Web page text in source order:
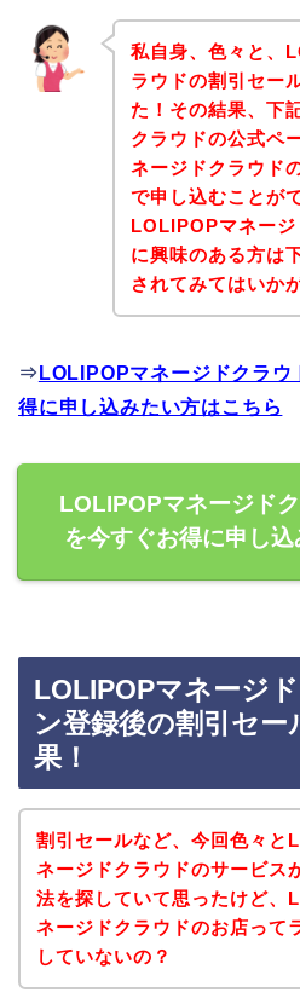
私自身、色々と、
ラウドの割引セー
た！その結果、下
クラウドの公式ペ
ネージドクラウド
で申し込むことが
LOLIPOPマネージ
に興味のある方は
されてみてはいか
⇒ LOLIPOPマネージドクラ
得に申し込みたい方はこちら
LOLIPOPマネージド
を今すぐお得に申し
LOLIPOPマネージ
ン登録後の割引セ
果！
割引セールなど、今回色々と
ネージドクラウドのサービス
法を探していて思ったけど、
ネージドクラウドのお店って
していないの？